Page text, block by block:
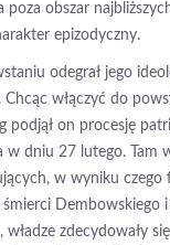
poza obszar
epizodyczny.
odegrał jego
. Chcąc włączyć do
podjął on procesję
w dniu 27 lutego. Tam
w wyniku
śmierci
zdecydowały